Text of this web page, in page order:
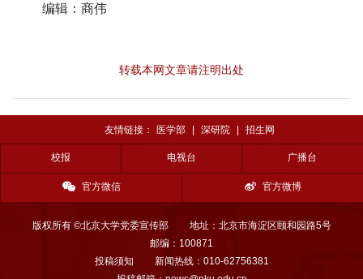
编辑：商伟
转载本网文章请注明出处
友情链接： 医学部 深研院 招生网
校报 电视台 广播台
官方微信 官方微博
版权所有 ©北京大学党委宣传部
地址：北京市海淀区颐和园路5号
邮编：100871
投稿须知
新闻热线：010-62756381